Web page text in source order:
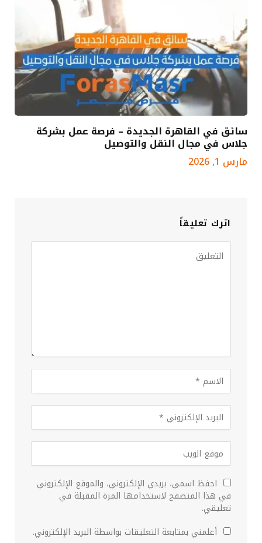
سائق في القاهرة الجديدة – فرصة عمل بشركة
جلاس في مجال النقل والتوصيل
مارس 1, 2026
اترك تعليقاً
احفظ اسمي، بريدي الإلكتروني، والموقع الإلكتروني
في هذا المتصفح لاستخدامها المرة المقبلة في
تعليقي.
أعلمني بمتابعة التعليقات بواسطة البريد الإلكتروني.